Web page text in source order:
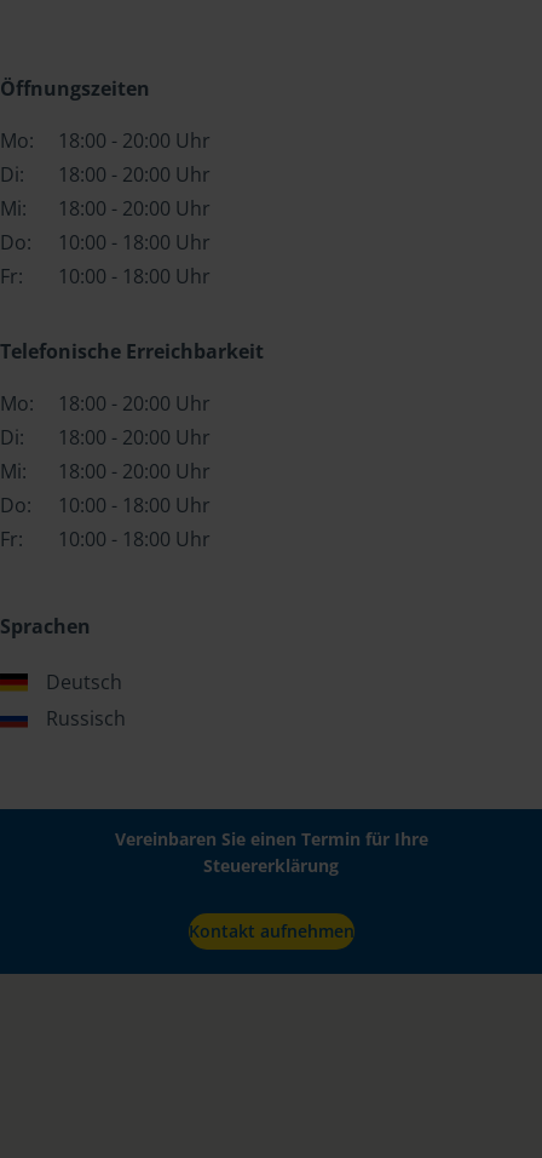
Öffnungszeiten
Mo:
18:00 - 20:00 Uhr
Di:
18:00 - 20:00 Uhr
Mi:
18:00 - 20:00 Uhr
Do:
10:00 - 18:00 Uhr
Fr:
10:00 - 18:00 Uhr
Telefonische Erreichbarkeit
Mo:
18:00 - 20:00 Uhr
Di:
18:00 - 20:00 Uhr
Mi:
18:00 - 20:00 Uhr
Do:
10:00 - 18:00 Uhr
Fr:
10:00 - 18:00 Uhr
Sprachen
Deutsch
Russisch
Vereinbaren Sie einen Termin für Ihre
Steuererklärung
Kontakt aufnehmen